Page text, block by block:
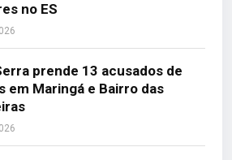
no ES
prende 13 acusados de
em Maringá e Bairro das